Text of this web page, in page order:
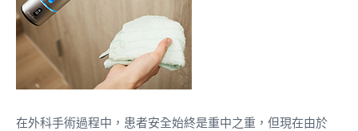
在外科手術過程中，患者安全始終是重中之重，但現在由於